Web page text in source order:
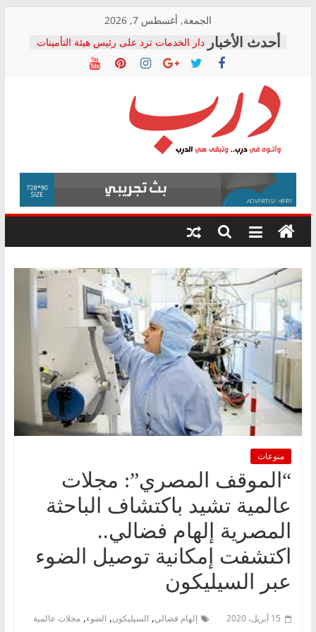
content
الجمعة, أغسطس 7, 2026
دار الخدمات ترد على رئيس هيئة التأمينات
بعد مؤتمره الصحفي: إنكار الأزمة لا ينهي
معاناة أصحاب المعاشات.. ونطالب بكشف
فرحات سليمان يكتب: القطاع الصحي إلى
أين؟
حزب التحالف الشعبي يطلق لجنة “الحق
في الصحة” بالإسكندرية لرصد الانتهاكات
ودعم المرضى
الوزاري لمدينة الصحفيين.. وانتهاء أعمال
إنشاء المبنى الإداري
المجلس القومي لحقوق الإنسان يعلن
متابعة قضية الدكتور محمد زهران.. ويؤكد:
قرينة البراءة وضمانات المحاكمة العادلة
درب
وأتوه
درب..
وتبقى
هي
منوعات
“الموقف المصري”: مجلات
عالمية تشيد باكتشاف الباحثة
المصرية إلهام فضالي..
اكتشفت إمكانية توصيل الضوء
عبر السيليكون
15 أبريل، 2020 إلهام فضالي, السيليكون, الضوء, مجلات عالمية